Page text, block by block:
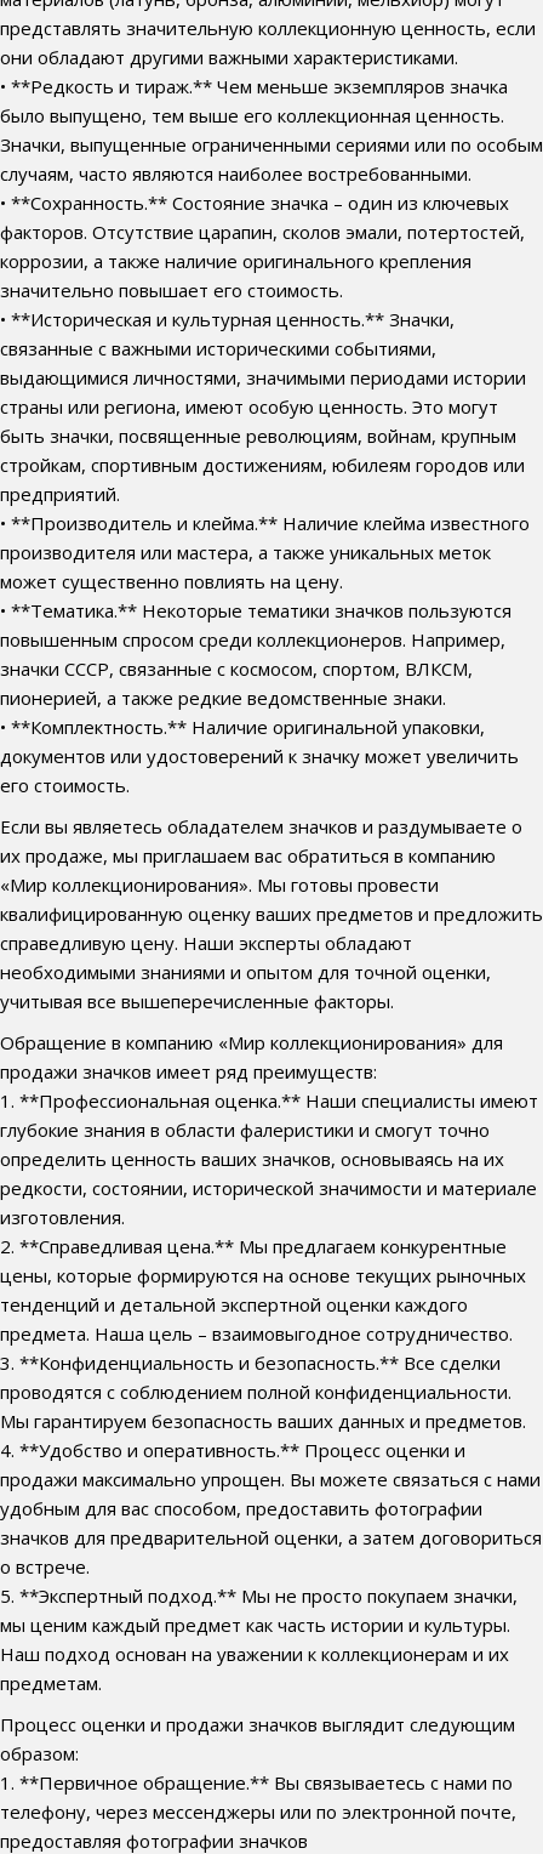
представлять значительную коллекционную ценность, если
они обладают другими важными характеристиками.
• **Редкость и тираж.** Чем меньше экземпляров значка
было выпущено, тем выше его коллекционная ценность.
Значки, выпущенные ограниченными сериями или по особым
случаям, часто являются наиболее востребованными.
• **Сохранность.** Состояние значка – один из ключевых
факторов. Отсутствие царапин, сколов эмали, потертостей,
коррозии, а также наличие оригинального крепления
значительно повышает его стоимость.
• **Историческая и культурная ценность.** Значки,
связанные с важными историческими событиями,
выдающимися личностями, значимыми периодами истории
страны или региона, имеют особую ценность. Это могут
быть значки, посвященные революциям, войнам, крупным
стройкам, спортивным достижениям, юбилеям городов или
предприятий.
• **Производитель и клейма.** Наличие клейма известного
производителя или мастера, а также уникальных меток
может существенно повлиять на цену.
• **Тематика.** Некоторые тематики значков пользуются
повышенным спросом среди коллекционеров. Например,
значки СССР, связанные с космосом, спортом, ВЛКСМ,
пионерией, а также редкие ведомственные знаки.
• **Комплектность.** Наличие оригинальной упаковки,
документов или удостоверений к значку может увеличить
его стоимость.
Если вы являетесь обладателем значков и раздумываете о
их продаже, мы приглашаем вас обратиться в компанию
«Мир коллекционирования». Мы готовы провести
квалифицированную оценку ваших предметов и предложить
справедливую цену. Наши эксперты обладают
необходимыми знаниями и опытом для точной оценки,
учитывая все вышеперечисленные факторы.
Обращение в компанию «Мир коллекционирования» для
продажи значков имеет ряд преимуществ:
1. **Профессиональная оценка.** Наши специалисты имеют
глубокие знания в области фалеристики и смогут точно
определить ценность ваших значков, основываясь на их
редкости, состоянии, исторической значимости и материале
изготовления.
2. **Справедливая цена.** Мы предлагаем конкурентные
цены, которые формируются на основе текущих рыночных
тенденций и детальной экспертной оценки каждого
предмета. Наша цель – взаимовыгодное сотрудничество.
3. **Конфиденциальность и безопасность.** Все сделки
проводятся с соблюдением полной конфиденциальности.
Мы гарантируем безопасность ваших данных и предметов.
4. **Удобство и оперативность.** Процесс оценки и
продажи максимально упрощен. Вы можете связаться с нами
удобным для вас способом, предоставить фотографии
значков для предварительной оценки, а затем договориться
о встрече.
5. **Экспертный подход.** Мы не просто покупаем значки,
мы ценим каждый предмет как часть истории и культуры.
Наш подход основан на уважении к коллекционерам и их
предметам.
Процесс оценки и продажи значков выглядит следующим
образом:
1. **Первичное обращение.** Вы связываетесь с нами по
телефону, через мессенджеры или по электронной почте,
предоставляя фотографии значков